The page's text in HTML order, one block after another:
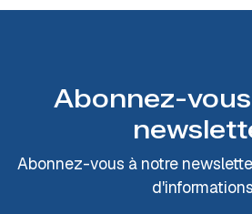
Abonnez-
Abonnez-vous à notre